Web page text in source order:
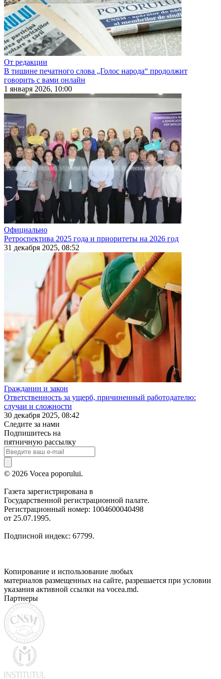
От редакции
В тишине печатного слова „Голос народа“ продолжит
говорить с вами онлайн
1 января 2026, 10:00
Официально
Ретроспектива 2025 года и приоритеты на 2026 год
31 декабря 2025, 08:52
Гражданин и закон
Ответственность за ущерб, причиненный работодателю:
случаи и сложности
30 декабря 2025, 08:42
Следите за нами
Подпишитесь на
пятничную рассылку
© 2026 Vocea poporului.
Газета зарегистрирована в
Государственной регистрационной палате.
Регистрационный номер: 1004600040498
от 25.07.1995.
Подписной индекс: 67799.
Копирование и использование любых
материалов размещенных на сайте, разрешается при условии
указания активной ссылки на vocea.md.
Партнеры